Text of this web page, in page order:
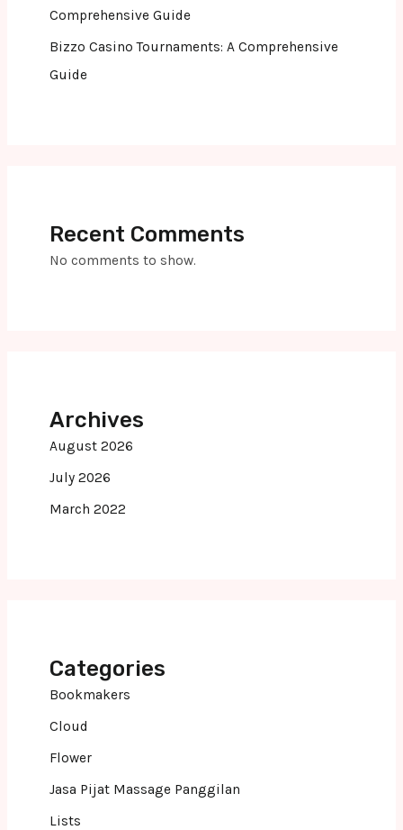
Comprehensive Guide
Bizzo Casino Tournaments: A Comprehensive
Guide
Recent Comments
No comments to show.
Archives
August 2026
July 2026
March 2022
Categories
Bookmakers
Cloud
Flower
Jasa Pijat Massage Panggilan
Lists